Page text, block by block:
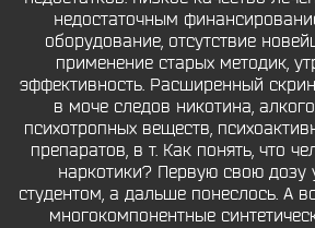
недостаточным
оборудование, отсутствие
применение старых методик,
эффективность. Расширенный
в моче следов никотина,
психотропных веществ,
препаратов, в т. Как понять, что
наркотики? Первую свою дозу
студентом, а дальше понеслось. А
многокомпонентные